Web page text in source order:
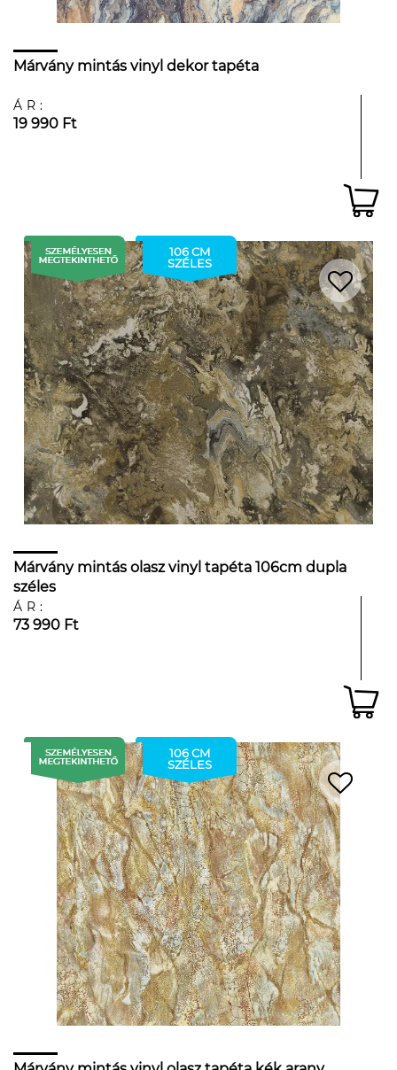
Márvány mintás vinyl dekor tapéta
ÁR:
19 990 Ft
106 CM
SZÉLES
Márvány mintás olasz vinyl tapéta 106cm dupla
széles
ÁR:
73 990 Ft
106 CM
SZÉLES